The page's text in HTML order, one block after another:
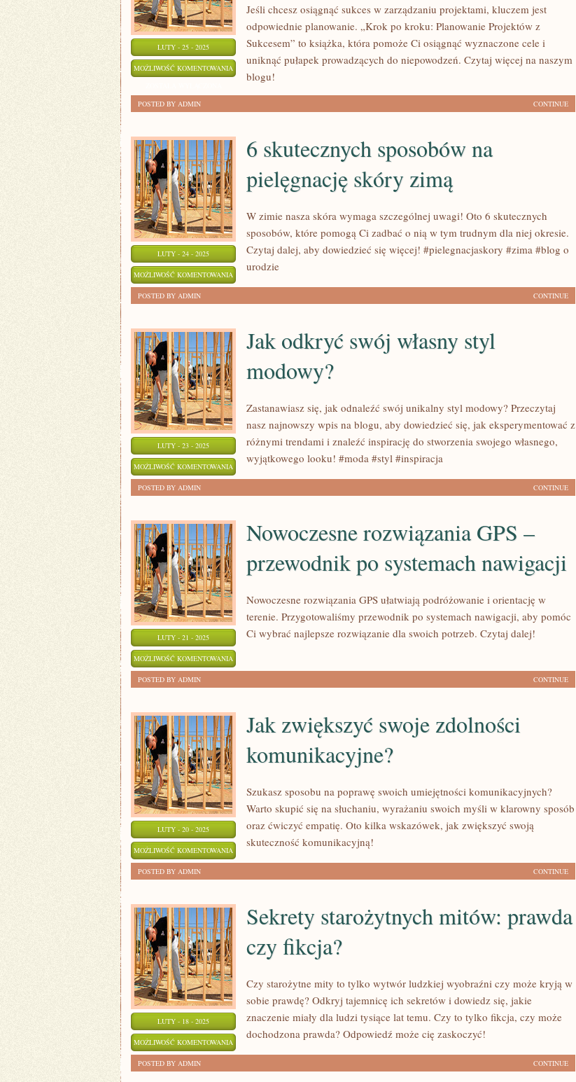
LUTY - 25 - 2025
MOŻLIWOŚĆ KOMENTOWANIA
PROJEKTÓW
SUKCESEM
Jeśli chcesz osiągnąć sukces w zarządzaniu projektami, kluczem jest
odpowiednie planowanie. „Krok po kroku: Planowanie Projektów z
Sukcesem” to książka, która pomoże Ci osiągnąć wyznaczone cele i
uniknąć pułapek prowadzących do niepowodzeń. Czytaj więcej na naszym
blogu!
CONTINUE
POSTED BY ADMIN
LUTY - 24 - 2025
MOŻLIWOŚĆ KOMENTOWANIA
NA
PIELĘGNACJĘ
ZIMĄ
ZOSTAŁA WYŁĄCZONA
6 skutecznych sposobów na
pielęgnację skóry zimą
W zimie nasza skóra wymaga szczególnej uwagi! Oto 6 skutecznych
sposobów, które pomogą Ci zadbać o nią w tym trudnym dla niej okresie.
Czytaj dalej, aby dowiedzieć się więcej! #pielegnacjaskory #zima #blog o
urodzie
CONTINUE
POSTED BY ADMIN
LUTY - 23 - 2025
MOŻLIWOŚĆ KOMENTOWANIA
WŁASNY
ZOSTAŁA WYŁĄCZONA
Jak odkryć swój własny styl
modowy?
Zastanawiasz się, jak odnaleźć swój unikalny styl modowy? Przeczytaj
nasz najnowszy wpis na blogu, aby dowiedzieć się, jak eksperymentować z
różnymi trendami i znaleźć inspirację do stworzenia swojego własnego,
wyjątkowego looku! #moda #styl #inspiracja
CONTINUE
POSTED BY ADMIN
LUTY - 21 - 2025
MOŻLIWOŚĆ KOMENTOWANIA
–
PRZEWODNIK
SYSTEMACH
ZOSTAŁA WYŁĄCZONA
Nowoczesne rozwiązania GPS –
przewodnik po systemach nawigacji
Nowoczesne rozwiązania GPS ułatwiają podróżowanie i orientację w
terenie. Przygotowaliśmy przewodnik po systemach nawigacji, aby pomóc
Ci wybrać najlepsze rozwiązanie dla swoich potrzeb. Czytaj dalej!
CONTINUE
POSTED BY ADMIN
LUTY - 20 - 2025
MOŻLIWOŚĆ KOMENTOWANIA
ZDOLNOŚCI
KOMUNIKACYJNE?
ZOSTAŁA WYŁĄCZONA
Jak zwiększyć swoje zdolności
komunikacyjne?
Szukasz sposobu na poprawę swoich umiejętności komunikacyjnych?
Warto skupić się na słuchaniu, wyrażaniu swoich myśli w klarowny sposób
oraz ćwiczyć empatię. Oto kilka wskazówek, jak zwiększyć swoją
skuteczność komunikacyjną!
CONTINUE
POSTED BY ADMIN
LUTY - 18 - 2025
MOŻLIWOŚĆ KOMENTOWANIA
ZOSTAŁA WYŁĄCZONA
Sekrety starożytnych mitów: prawda
czy fikcja?
Czy starożytne mity to tylko wytwór ludzkiej wyobraźni czy może kryją w
sobie prawdę? Odkryj tajemnicę ich sekretów i dowiedz się, jakie
znaczenie miały dla ludzi tysiące lat temu. Czy to tylko fikcja, czy może
dochodzona prawda? Odpowiedź może cię zaskoczyć!
CONTINUE
POSTED BY ADMIN